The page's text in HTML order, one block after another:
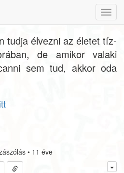
tudja élvezni az életet tíz-
de amikor valaki
sem tud, akkor oda
• 11 éve